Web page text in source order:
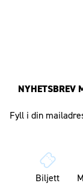
NYHETSBREV
Biljett